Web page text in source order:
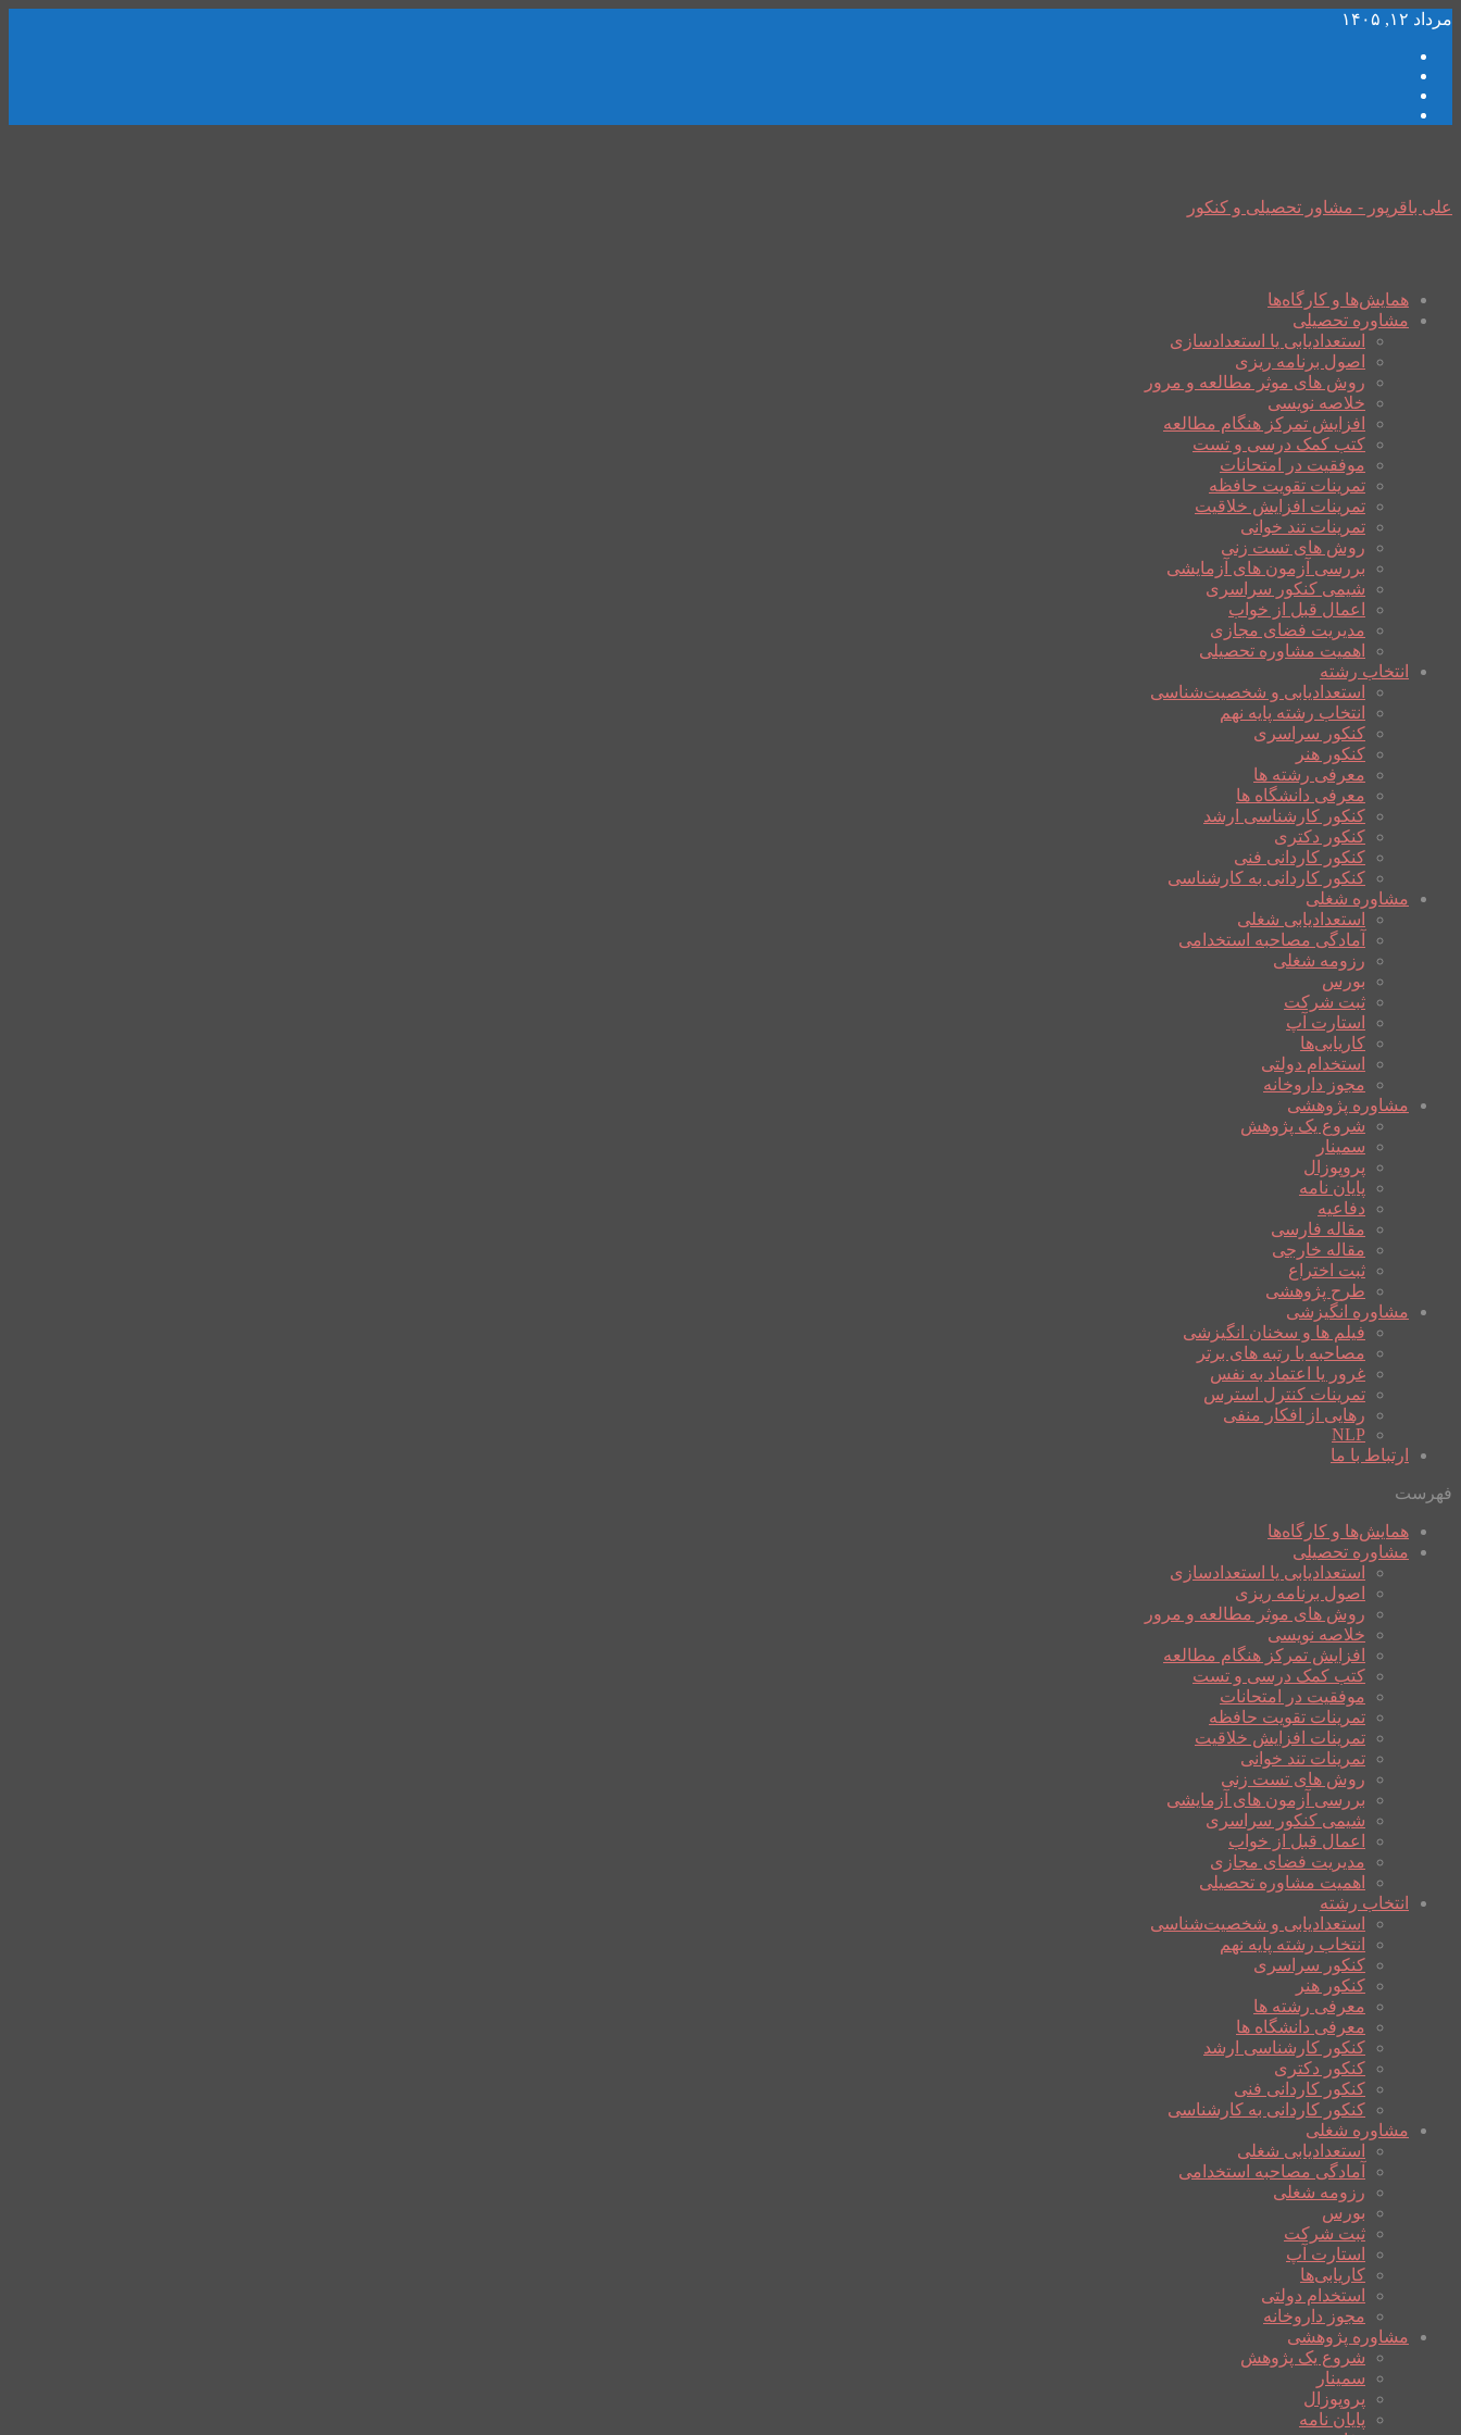
مرداد ۱۲, ۱۴۰۵
علی باقرپور - مشاور تحصیلی و کنکور
همایش‌ها و کارگاه‌ها
مشاوره تحصیلی
استعدادیابی یا استعدادسازی
اصول برنامه ریزی
روش های موثر مطالعه و مرور
خلاصه نویسی
افزایش تمرکز هنگام مطالعه
کتب کمک درسی و تست
موفقیت در امتحانات
تمرینات تقویت حافظه
تمرینات افزایش خلاقیت
تمرینات تند خوانی
روش های تست زنی
بررسی آزمون های آزمایشی
شیمی کنکور سراسری
اعمال قبل از خواب
مدیریت فضای مجازی
اهمیت مشاوره تحصیلی
انتخاب رشته
استعدادیابی و شخصیت‌شناسی
انتخاب رشته پایه نهم
کنکور سراسری
کنکور هنر
معرفی رشته ها
معرفی دانشگاه ها
کنکور کارشناسی ارشد
کنکور دکتری
کنکور کاردانی فنی
کنکور کاردانی به کارشناسی
مشاوره شغلی
استعدادیابی شغلی
آمادگی مصاحبه استخدامی
رزومه شغلی
بورس
ثبت شرکت
استارت آپ
کاریابی‌ها
استخدام دولتی
مجوز داروخانه
مشاوره پژوهشی
شروع یک پژوهش
سمینار
پروپوزال
پایان نامه
دفاعیه
مقاله فارسی
مقاله خارجی
ثبت اختراع
طرح پژوهشی
مشاوره انگیزشی
فیلم ها و سخنان انگیزشی
مصاحبه با رتبه های برتر
غرور یا اعتماد به نفس
تمرینات کنترل استرس
رهایی از افکار منفی
NLP
ارتباط با ما
فهرست
همایش‌ها و کارگاه‌ها
مشاوره تحصیلی
استعدادیابی یا استعدادسازی
اصول برنامه ریزی
روش های موثر مطالعه و مرور
خلاصه نویسی
افزایش تمرکز هنگام مطالعه
کتب کمک درسی و تست
موفقیت در امتحانات
تمرینات تقویت حافظه
تمرینات افزایش خلاقیت
تمرینات تند خوانی
روش های تست زنی
بررسی آزمون های آزمایشی
شیمی کنکور سراسری
اعمال قبل از خواب
مدیریت فضای مجازی
اهمیت مشاوره تحصیلی
انتخاب رشته
استعدادیابی و شخصیت‌شناسی
انتخاب رشته پایه نهم
کنکور سراسری
کنکور هنر
معرفی رشته ها
معرفی دانشگاه ها
کنکور کارشناسی ارشد
کنکور دکتری
کنکور کاردانی فنی
کنکور کاردانی به کارشناسی
مشاوره شغلی
استعدادیابی شغلی
آمادگی مصاحبه استخدامی
رزومه شغلی
بورس
ثبت شرکت
استارت آپ
کاریابی‌ها
استخدام دولتی
مجوز داروخانه
مشاوره پژوهشی
شروع یک پژوهش
سمینار
پروپوزال
پایان نامه